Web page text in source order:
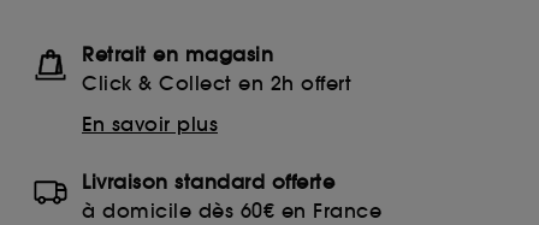
Retrait en magasin
Click & Collect en 2h offert
En savoir plus
Livraison standard offerte
à domicile dès 60€ en France